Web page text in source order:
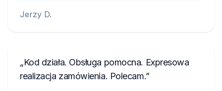
Jerzy D.
Kod działa. Obsługa pomocna. Expresowa
realizacja zamówienia. Polecam.